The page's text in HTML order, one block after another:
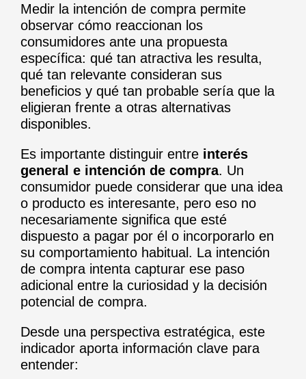
Medir la intención de compra permite
observar cómo reaccionan los
consumidores ante una propuesta
específica: qué tan atractiva les resulta,
qué tan relevante consideran sus
beneficios y qué tan probable sería que la
eligieran frente a otras alternativas
disponibles.
Es importante distinguir entre interés
general e intención de compra. Un
consumidor puede considerar que una idea
o producto es interesante, pero eso no
necesariamente significa que esté
dispuesto a pagar por él o incorporarlo en
su comportamiento habitual. La intención
de compra intenta capturar ese paso
adicional entre la curiosidad y la decisión
potencial de compra.
Desde una perspectiva estratégica, este
indicador aporta información clave para
entender: